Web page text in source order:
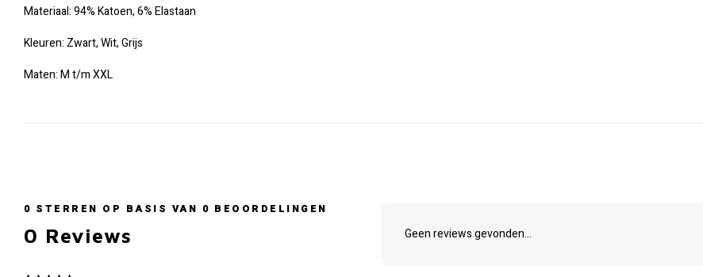
Materiaal:94% Katoen,6% Elastaan
Kleuren: Zwart, Wit, Grijs
Maten: M t/m XXL
0 STERREN OP BASIS VAN 0 BEOORDELINGEN
0 Reviews Geen reviews gevonden...